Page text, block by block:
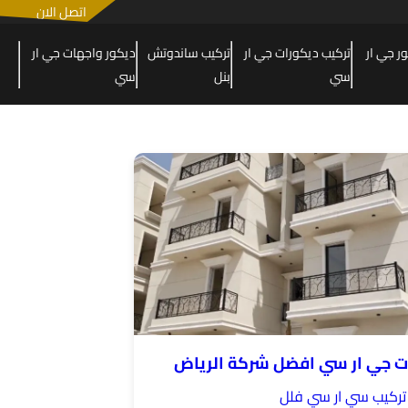
اتصل الان
جي ار
تركيب ديكورات جي ار
سي
تركيب ساندوتش
بنل
ديكور واجهات جي ار
سي
جي ار سي افضل شركة الرياض
تركيب سي ار سي فلل